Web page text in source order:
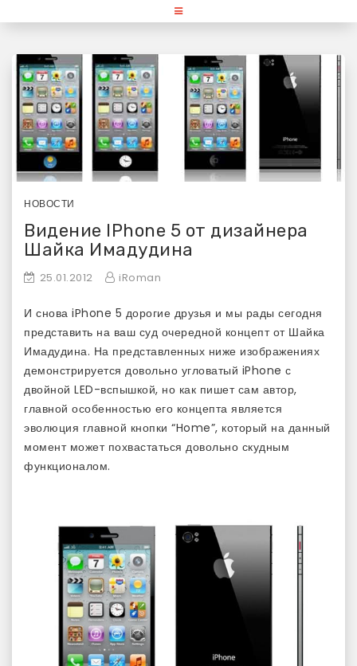
«Используй Mac» — блог для
любителей и поклонников
продукции Apple
НОВОСТИ
Видение IPhone 5 от дизайнера
Шайка Имадудина
25.01.2012 iRoman
И снова iPhone 5 дорогие друзья и мы рады сегодня
представить на ваш суд очередной концепт от Шайка
Имадудина. На представленных ниже изображениях
демонстрируется довольно угловатый iPhone с
двойной LED-вспышкой, но как пишет сам автор,
главной особенностью его концепта является
эволюция главной кнопки “Home”, который на данный
момент может похвастаться довольно скудным
функционалом.